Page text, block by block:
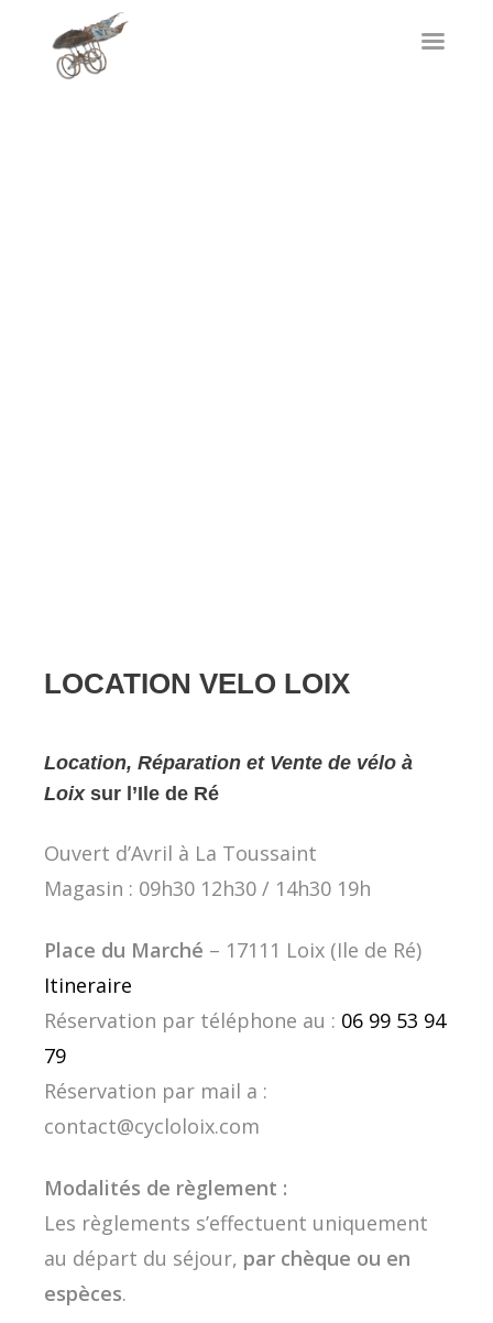
LOCATION VELO LOIX
Location, Réparation et Vente de vélo à
Loix sur l’Ile de Ré
Ouvert d’Avril à La Toussaint
Magasin : 09h30 12h30 / 14h30 19h
Place du Marché – 17111 Loix (Ile de Ré)
Itineraire
Réservation par téléphone au : 06 99 53 94
79
Réservation par mail a :
contact@cycloloix.com
Modalités de règlement :
Les règlements s’effectuent uniquement
au départ du séjour, par chèque ou en
espèces.